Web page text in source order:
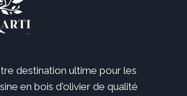
destination ultime pour les
en bois d'olivier de qualité